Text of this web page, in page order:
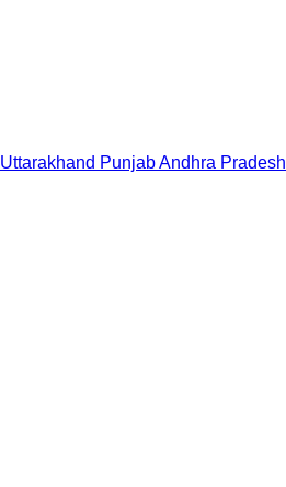
Uttarakhand PunjabAndhra Pradesh